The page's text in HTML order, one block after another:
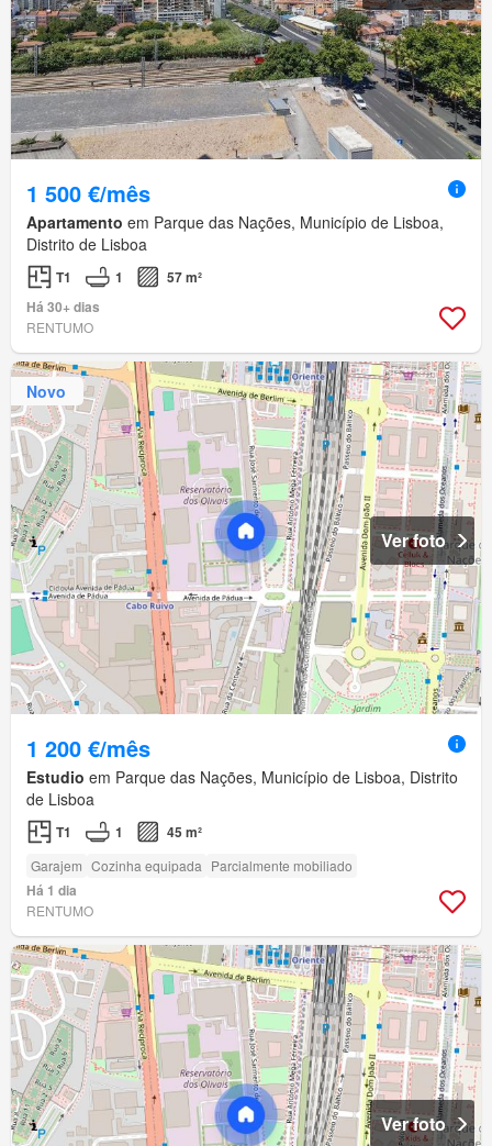
1 500 €/mês
Apartamento em Parque das Nações, Município de Lisboa,
Distrito de Lisboa
T1 1
57 m²
Há 30+ dias
RENTUMO
Novo
Ver foto
1 200 €/mês
Estudio em Parque das Nações, Município de Lisboa, Distrito
de Lisboa
T1 1 45 m²
Garajem Cozinha equipada Parcialmente mobiliado
Há 1 dia
RENTUMO
Ver foto